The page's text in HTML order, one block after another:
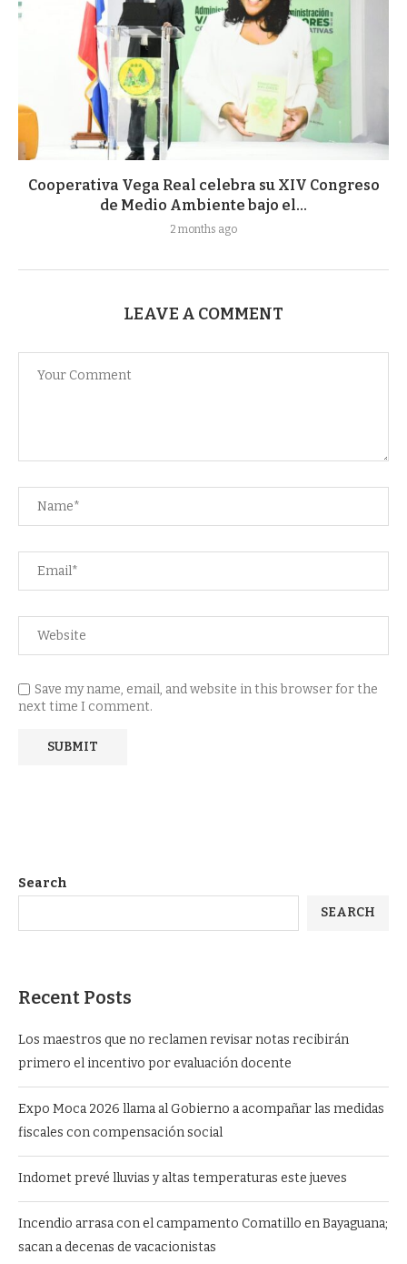
Cooperativa Vega Real celebra su XIV Congreso
de Medio Ambiente bajo el...
2 months ago
LEAVE A COMMENT
Save my name, email, and website in this browser for the
next time I comment.
Search
SEARCH
Recent Posts
Los maestros que no reclamen revisar notas recibirán
primero el incentivo por evaluación docente
Expo Moca 2026 llama al Gobierno a acompañar las medidas
fiscales con compensación social
Indomet prevé lluvias y altas temperaturas este jueves
Incendio arrasa con el campamento Comatillo en Bayaguana;
sacan a decenas de vacacionistas